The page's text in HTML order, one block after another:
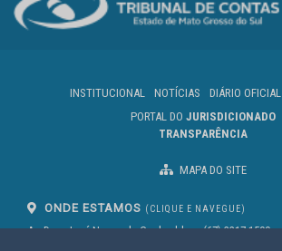
INSTITUCIONAL NOTÍCIAS DIÁRIO OFICIAL
PORTAL DO JURISDICIONADO
TRANSPARÊNCIA
MAPA DO SITE
ONDE ESTAMOS (CLIQUE E NAVEGUE)
Av. Des. José Nunes da Cunha, bloco(67) 3317-1500